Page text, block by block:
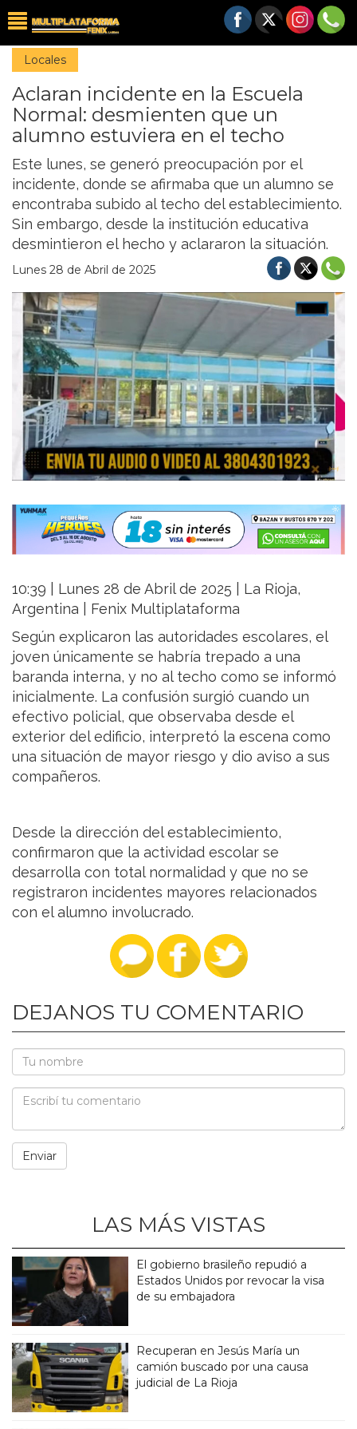
Locales
Aclaran incidente en la Escuela
Normal: desmienten que un
alumno estuviera en el techo
Este lunes, se generó preocupación por el
incidente, donde se afirmaba que un alumno se
encontraba subido al techo del establecimiento.
Sin embargo, desde la institución educativa
desmintieron el hecho y aclararon la situación.
Lunes 28 de Abril de 2025
10:39 | Lunes 28 de Abril de 2025 | La Rioja,
Argentina | Fenix Multiplataforma
Según explicaron las autoridades escolares, el
joven únicamente se habría trepado a una
baranda interna, y no al techo como se informó
inicialmente. La confusión surgió cuando un
efectivo policial, que observaba desde el
exterior del edificio, interpretó la escena como
una situación de mayor riesgo y dio aviso a sus
compañeros.
Desde la dirección del establecimiento,
confirmaron que la actividad escolar se
desarrolla con total normalidad y que no se
registraron incidentes mayores relacionados
con el alumno involucrado.
DEJANOS TU COMENTARIO
LAS MÁS VISTAS
El gobierno brasileño repudió a
Estados Unidos por revocar la visa
de su embajadora
Recuperan en Jesús María un
camión buscado por una causa
judicial de La Rioja